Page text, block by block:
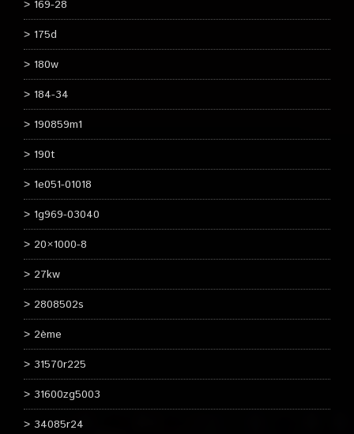
169-28
175d
180w
184-34
190859m1
190t
1e051-01018
1g969-03040
20×1000-8
27kw
2808502s
2ème
31570r225
31600zg5003
34085r24